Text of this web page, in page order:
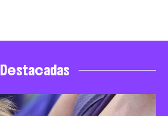
Destacadas